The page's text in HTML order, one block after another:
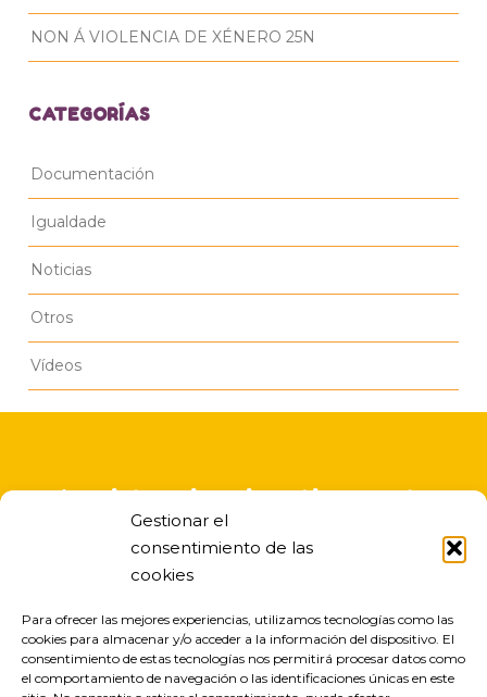
Gestionar el
consentimiento de las
cookies
Para ofrecer las mejores experiencias, utilizamos tecnologías como las
cookies para almacenar y/o acceder a la información del dispositivo. El
consentimiento de estas tecnologías nos permitirá procesar datos como
el comportamiento de navegación o las identificaciones únicas en este
NON Á VIOLENCIA DE XÉNERO 25N
CATEGORÍAS
Documentación
Igualdade
Noticias
Otros
Vídeos
A asistencia educativa nesta
escola infantil é gratuita